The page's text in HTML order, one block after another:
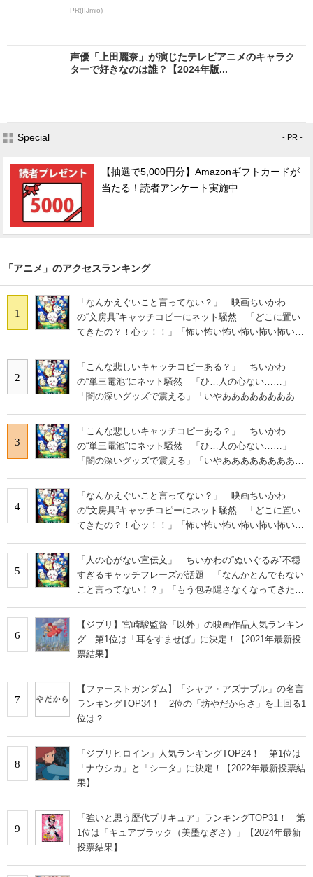
PR(IIJmio)
声優「上田麗奈」が演じたテレビアニメのキャラク
ターで好きなのは誰？【2024年版...
Special - PR -
【抽選で5,000円分】Amazonギフトカードが
当たる！読者アンケート実施中
「アニメ」のアクセスランキング
1
「なんかえぐいこと言ってない？」 映画ちいかわ
の“文房具”キャッチコピーにネット騒然 「どこに置い
てきたの？！心ッ！！」「怖い怖い怖い怖い怖い怖い怖
2
「こんな悲しいキャッチコピーある？」 ちいかわ
の“単三電池”にネット騒然 「ひ…人の心ない……」
「闇の深いグッズで震える」「いやあああああああああ
3
「こんな悲しいキャッチコピーある？」 ちいかわ
の“単三電池”にネット騒然 「ひ…人の心ない……」
「闇の深いグッズで震える」「いやあああああああああ
4
「なんかえぐいこと言ってない？」 映画ちいかわ
の“文房具”キャッチコピーにネット騒然 「どこに置い
てきたの？！心ッ！！」「怖い怖い怖い怖い怖い怖い怖
5
「人の心がない宣伝文」 ちいかわの“ぬいぐるみ”不穏
すぎるキャッチフレーズが話題 「なんかとんでもない
こと言ってない！？」「もう包み隠さなくなってきた
6
【ジブリ】宮崎駿監督「以外」の映画作品人気ランキン
グ 第1位は「耳をすませば」に決定！【2021年最新投
票結果】
7
【ファーストガンダム】「シャア・アズナブル」の名言
ランキングTOP34！ 2位の「坊やだからさ」を上回る1
位は？
8
「ジブリヒロイン」人気ランキングTOP24！ 第1位は
「ナウシカ」と「シータ」に決定！【2022年最新投票結
果】
9
「強いと思う歴代プリキュア」ランキングTOP31！ 第
1位は「キュアブラック（美墨なぎさ）」【2024年最新
投票結果】